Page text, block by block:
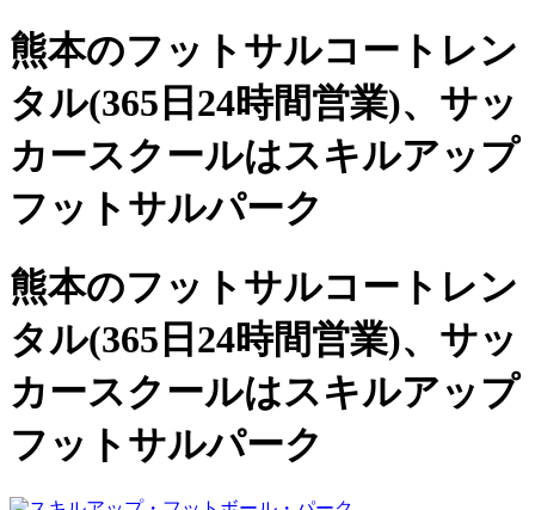
熊本のフットサルコートレン
タル(365日24時間営業)、 サッ
カースクールはスキルアップ
フットサルパーク
熊本のフットサルコートレン
タル(365日24時間営業)、サッ
カースクールはスキルアップ
フットサルパーク